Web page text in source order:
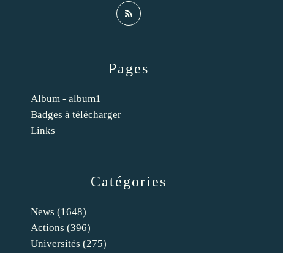
Catégories
News (1648)
Actions (396)
Universités (275)
Pages
Album - album1
Badges à télécharger
Links